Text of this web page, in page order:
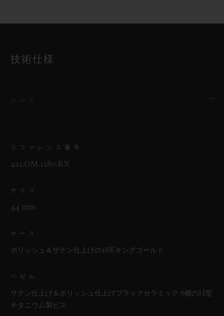
技術仕様
リファレンス番号
421.OM.1180.RX
サイズ
44 mm
ケース
ポリッシュ＆サテン仕上げの18Kキングゴールド
ベゼル
サテン仕上げ＆ポリッシュ仕上げブラックセラミック 6個のH型
チタニウム製ビス